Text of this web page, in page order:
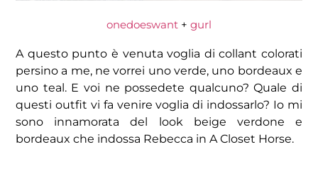
onedoeswant + gurl
A questo punto è venuta voglia di collant colorati
persino a me, ne vorrei uno verde, uno bordeaux e
uno teal. E voi ne possedete qualcuno? Quale di
questi outfit vi fa venire voglia di indossarlo? Io mi
sono innamorata del look beige verdone e
bordeaux che indossa Rebecca in A Closet Horse.